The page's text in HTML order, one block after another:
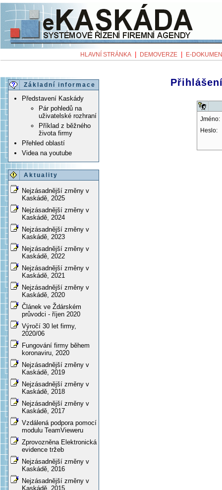
HLAVNÍ STRÁNKA DEMOVERZE E-
Základní informace
Představení Kaskády
Pár pohledů na
uživatelské rozhraní
Příklad z běžného
života firmy
Přehled oblastí
Videa na youtube
Aktuality
Nejzásadnější změny v
Kaskádě, 2025
Nejzásadnější změny v
Kaskádě, 2024
Nejzásadnější změny v
Kaskádě, 2023
Nejzásadnější změny v
Kaskádě, 2022
Nejzásadnější změny v
Kaskádě, 2021
Nejzásadnější změny v
Kaskádě, 2020
Článek ve Ždárském
průvodci - říjen 2020
Výročí 30 let firmy,
2020/06
Fungování firmy během
koronaviru, 2020
Nejzásadnější změny v
Kaskádě, 2019
Nejzásadnější změny v
Kaskádě, 2018
Nejzásadnější změny v
Kaskádě, 2017
Vzdálená podpora pomocí
modulu TeamVieweru
Zprovozněna Elektronická
evidence tržeb
Nejzásadnější změny v
Kaskádě, 2016
Nejzásadnější změny v
Kaskádě, 2015
Jméno:
Heslo: